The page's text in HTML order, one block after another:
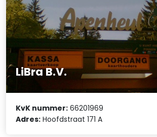
LiBra B.V.
KvK nummer: 66201969
Adres: Hoofdstraat 171 A